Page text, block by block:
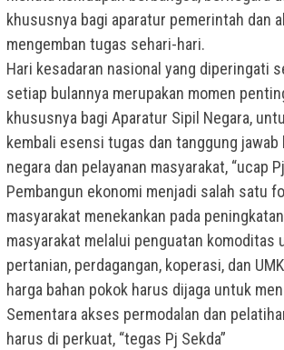
khususnya bagi aparatur pemerintah dan
mengemban tugas sehari-hari.
Hari kesadaran nasional yang diperingati
setiap bulannya merupakan momen
khususnya bagi Aparatur Sipil Negara,
kembali esensi tugas dan tanggung jawab
negara dan pelayanan masyarakat, “ucap
Pembangun ekonomi menjadi salah satu
masyarakat menekankan pada
masyarakat melalui penguatan komoditas
pertanian, perdagangan, koperasi, dan
harga bahan pokok harus dijaga untuk
Sementara akses permodalan dan
harus di perkuat, “tegas Pj Sekda”